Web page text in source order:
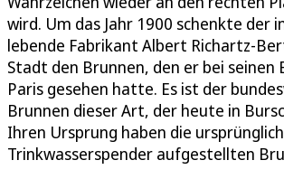
wird. Um das Jahr 1900 schenkte der
lebende Fabrikant Albert Richartz-
Stadt den Brunnen, den er bei seinen
Paris gesehen hatte. Es ist der
Brunnen dieser Art, der heute in
Ihren Ursprung haben die
Trinkwasserspender aufgestellten